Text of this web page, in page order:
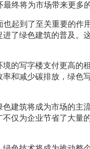
终将为市场带来更多
起到了至关重要的作
了绿色建筑的普及。
的写字楼支付更高的
和减少碳排放，绿色
建筑将成为市场的主
仅为企业节省了大量